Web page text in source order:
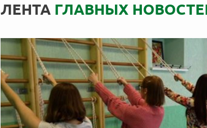
ЛЕНТА ГЛАВНЫХ